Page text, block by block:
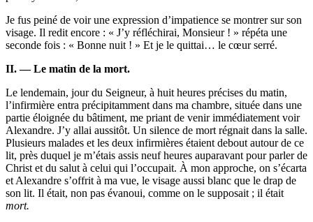
Je fus peiné de voir une expression d’impatience se montrer sur son
visage. Il redit encore : « J’y réfléchirai, Monsieur ! » répéta une
seconde fois : « Bonne nuit ! » Et je le quittai… le cœur serré.
II. — Le matin de la mort.
Le lendemain, jour du Seigneur, à huit heures précises du matin,
l’infirmière entra précipitamment dans ma chambre, située dans une
partie éloignée du bâtiment, me priant de venir immédiatement voir
Alexandre. J’y allai aussitôt. Un silence de mort régnait dans la salle.
Plusieurs malades et les deux infirmières étaient debout autour de ce
lit, près duquel je m’étais assis neuf heures auparavant pour parler de
Christ et du salut à celui qui l’occupait. À mon approche, on s’écarta
et Alexandre s’offrit à ma vue, le visage aussi blanc que le drap de
son lit. Il était, non pas évanoui, comme on le supposait ; il était
mort.